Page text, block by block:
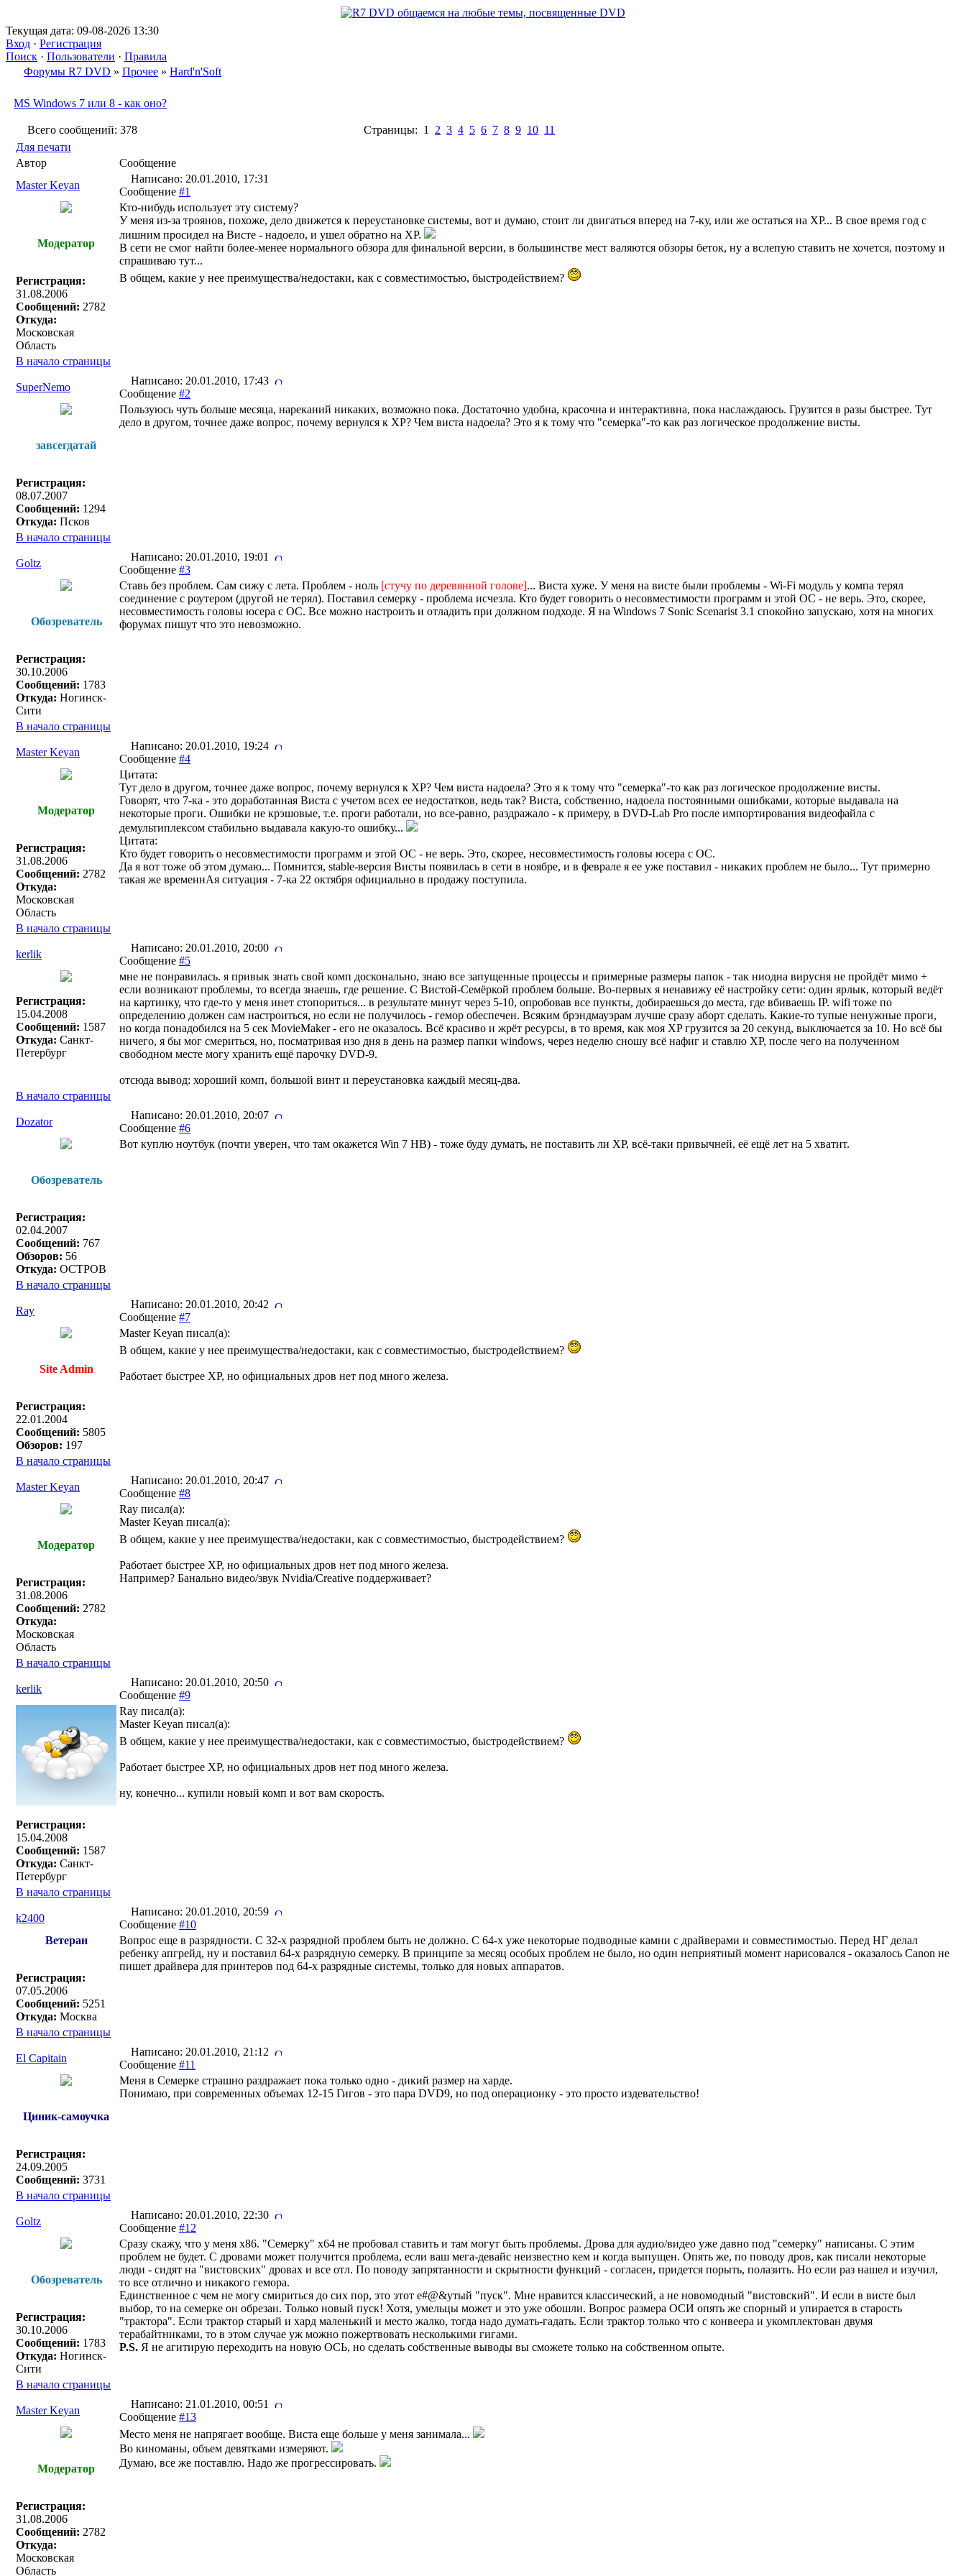
Текущая дата: 09-08-2026 13:30
Вход · Регистрация
Поиск · Пользователи · Правила
Форумы R7 DVD » Прочее » Hard'n'Soft
MS Windows 7 или 8 - как оно?
Всего сообщений: 378 Страницы: 1 2 3 4 5 6 7 8 9 10 11
Для печати
Автор
Сообщение
Master Keyan
Написано: 20.01.2010, 17:31
Сообщение #1
Модератор
Регистрация:
31.08.2006
Сообщений: 2782
Откуда:
Московская
Область
Кто-нибудь использует эту систему?
У меня из-за троянов, похоже, дело движется к переустановке системы, вот и думаю, стоит ли двигаться вперед на 7-ку, или же остаться на XP... В свое время год с
лишним просидел на Висте - надоело, и ушел обратно на XP.
В сети не смог найти более-менее нормального обзора для финальной версии, в большинстве мест валяются обзоры беток, ну а вслепую ставить не хочется, поэтому и
спрашиваю тут...
В общем, какие у нее преимущества/недостаки, как с совместимостью, быстродействием?
В начало страницы
SuperNemo
Написано: 20.01.2010, 17:43
Сообщение #2
завсегдатай
Регистрация:
08.07.2007
Сообщений: 1294
Откуда: Псков
Пользуюсь чуть больше месяца, нареканий никаких, возможно пока. Достаточно удобна, красочна и интерактивна, пока наслаждаюсь. Грузится в разы быстрее. Тут
дело в другом, точнее даже вопрос, почему вернулся к XP? Чем виста надоела? Это я к тому что "семерка"-то как раз логическое продолжение висты.
В начало страницы
Goltz
Написано: 20.01.2010, 19:01
Сообщение #3
Обозреватель
Регистрация:
30.10.2006
Сообщений: 1783
Откуда: Ногинск-
Сити
Ставь без проблем. Сам сижу с лета. Проблем - ноль [стучу по деревянной голове]... Виста хуже. У меня на висте были проблемы - Wi-Fi модуль у компа терял
соединение с роутером (другой не терял). Поставил семерку - проблема исчезла. Кто будет говорить о несовместимости программ и этой ОС - не верь. Это, скорее,
несовместимость головы юсера с ОС. Все можно настроить и отладить при должном подходе. Я на Windows 7 Sonic Scenarist 3.1 спокойно запускаю, хотя на многих
форумах пишут что это невозможно.
В начало страницы
Master Keyan
Написано: 20.01.2010, 19:24
Сообщение #4
Модератор
Регистрация:
31.08.2006
Сообщений: 2782
Откуда:
Московская
Область
Цитата:
Тут дело в другом, точнее даже вопрос, почему вернулся к XP? Чем виста надоела? Это я к тому что "семерка"-то как раз логическое продолжение висты.
Говорят, что 7-ка - это доработанная Виста с учетом всех ее недостатков, ведь так? Виста, собственно, надоела постоянными ошибками, которые выдавала на
некоторые проги. Ошибки не крэшовые, т.е. проги работали, но все-равно, раздражало - к примеру, в DVD-Lab Pro после импортирования видеофайла с
демультиплексом стабильно выдавала какую-то ошибку...
Цитата:
Кто будет говорить о несовместимости программ и этой ОС - не верь. Это, скорее, несовместимость головы юсера с ОС.
Да я вот тоже об этом думаю... Помнится, stable-версия Висты появилась в сети в ноябре, и в феврале я ее уже поставил - никаких проблем не было... Тут примерно
такая же временнАя ситуация - 7-ка 22 октября официально в продажу поступила.
В начало страницы
kerlik
Написано: 20.01.2010, 20:00
Сообщение #5
Регистрация:
15.04.2008
Сообщений: 1587
Откуда: Санкт-
Петербург
мне не понравилась. я привык знать свой комп досконально, знаю все запущенные процессы и примерные размеры папок - так ниодна вирусня не пройдёт мимо +
если возникают проблемы, то всегда знаешь, где решение. С Вистой-Семёркой проблем больше. Во-первых я ненавижу её настройку сети: один ярлык, который ведёт
на картинку, что где-то у меня инет стопориться... в результате минут через 5-10, опробовав все пункты, добираешься до места, где вбиваешь IP. wifi тоже по
определению должен сам настроиться, но если не получилось - гемор обеспечен. Всяким брэндмауэрам лучше сразу аборт сделать. Какие-то тупые ненужные проги,
но когда понадобился на 5 сек MovieMaker - его не оказалось. Всё красиво и жрёт ресурсы, в то время, как моя XP грузится за 20 секунд, выключается за 10. Но всё бы
ничего, я бы мог смериться, но, посматривая изо дня в день на размер папки windows, через неделю сношу всё нафиг и ставлю XP, после чего на полученном
свободном месте могу хранить ещё парочку DVD-9.
отсюда вывод: хороший комп, большой винт и переустановка каждый месяц-два.
В начало страницы
Dozator
Написано: 20.01.2010, 20:07
Сообщение #6
Обозреватель
Регистрация:
02.04.2007
Сообщений: 767
Обзоров: 56
Откуда: OCTPOB
Вот куплю ноутбук (почти уверен, что там окажется Win 7 HB) - тоже буду думать, не поставить ли XP, всё-таки привычней, её ещё лет на 5 хватит.
В начало страницы
Ray
Написано: 20.01.2010, 20:42
Сообщение #7
Site Admin
Регистрация:
22.01.2004
Сообщений: 5805
Обзоров: 197
Master Keyan писал(a):
В общем, какие у нее преимущества/недостаки, как с совместимостью, быстродействием?
Работает быстрее ХР, но официальных дров нет под много железа.
В начало страницы
Master Keyan
Написано: 20.01.2010, 20:47
Сообщение #8
Модератор
Регистрация:
31.08.2006
Сообщений: 2782
Откуда:
Московская
Область
Ray писал(a):
Master Keyan писал(a):
В общем, какие у нее преимущества/недостаки, как с совместимостью, быстродействием?
Работает быстрее ХР, но официальных дров нет под много железа.
Например? Банально видео/звук Nvidia/Creative поддерживает?
В начало страницы
kerlik
Написано: 20.01.2010, 20:50
Сообщение #9
Регистрация:
15.04.2008
Сообщений: 1587
Откуда: Санкт-
Петербург
Ray писал(a):
Master Keyan писал(a):
В общем, какие у нее преимущества/недостаки, как с совместимостью, быстродействием?
Работает быстрее ХР, но официальных дров нет под много железа.
ну, конечно... купили новый комп и вот вам скорость.
В начало страницы
k2400
Написано: 20.01.2010, 20:59
Сообщение #10
Ветеран
Регистрация:
07.05.2006
Сообщений: 5251
Откуда: Москва
Вопрос еще в разрядности. С 32-х разрядной проблем быть не должно. С 64-х уже некоторые подводные камни с драйверами и совместимостью. Перед НГ делал
ребенку апгрейд, ну и поставил 64-х разрядную семерку. В принципе за месяц особых проблем не было, но один неприятный момент нарисовался - оказалось Canon не
пишет драйвера для принтеров под 64-х разрядные системы, только для новых аппаратов.
В начало страницы
El Capitain
Написано: 20.01.2010, 21:12
Сообщение #11
Циник-самоучка
Регистрация:
24.09.2005
Сообщений: 3731
Меня в Семерке страшно раздражает пока только одно - дикий размер на харде.
Понимаю, при современных объемах 12-15 Гигов - это пара DVD9, но под операционку - это просто издевательство!
В начало страницы
Goltz
Написано: 20.01.2010, 22:30
Сообщение #12
Обозреватель
Регистрация:
30.10.2006
Сообщений: 1783
Откуда: Ногинск-
Сити
Сразу скажу, что у меня х86. "Семерку" х64 не пробовал ставить и там могут быть проблемы. Дрова для аудио/видео уже давно под "семерку" написаны. С этим
проблем не будет. С дровами может получится проблема, если ваш мега-девайс неизвестно кем и когда выпущен. Опять же, по поводу дров, как писали некоторые
люди - сидят на "вистовских" дровах и все отл. По поводу запрятанности и скрытности функций - согласен, придется порыть, полазить. Но если раз нашел и изучил,
то все отлично и никакого гемора.
Единственное с чем не могу смириться до сих пор, это этот е#@&утый "пуск". Мне нравится классический, а не новомодный "вистовский". И если в висте был
выбор, то на семерке он обрезан. Только новый пуск! Хотя, умельцы может и это уже обошли. Вопрос размера ОСИ опять же спорный и упирается в старость
"трактора". Если трактор старый и хард маленький и место жалко, тогда надо думать-гадать. Если трактор только что с конвеера и укомплектован двумя
терабайтниками, то в этом случае уж можно пожертвовать несколькими гигами.
P.S. Я не агитирую переходить на новую ОСЬ, но сделать собственные выводы вы сможете только на собственном опыте.
В начало страницы
Master Keyan
Написано: 21.01.2010, 00:51
Сообщение #13
Модератор
Регистрация:
31.08.2006
Сообщений: 2782
Откуда:
Московская
Область
Место меня не напрягает вообще. Виста еще больше у меня занимала...
Во киноманы, объем девятками измеряют.
Думаю, все же поставлю. Надо же прогрессировать.